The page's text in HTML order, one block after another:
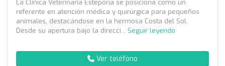
La Clínica Veterinaria Estepona se posiciona como un
referente en atención médica y quirúrgica para pequeños
animales, destacándose en la hermosa Costa del Sol.
Desde su apertura bajo la direcci... Seguir leyendo
Ver teléfono